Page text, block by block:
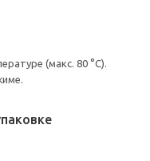
(макс. 80 °C).